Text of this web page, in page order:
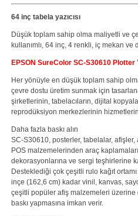
64 inç tabela yazıcısı
Düşük toplam sahip olma maliyetli ve
kullanımlı, 64 inç, 4 renkli, iç mekan ve
EPSON SureColor SC-S30610 Plotter
Her yönüyle en düşük toplam sahip
çevre dostu üretim sunmak için
şirketlerinin, tabelacıların, dijital
reprodüksiyon merkezlerinin
Daha fazla baskı alın
SC-S30610, posterler, tabelalar, afişler,
POS malzemelerinden araç
dekorasyonlarına ve sergi teşhirlerine
Desteklediği çok çeşitli rulo kağıt
inçe (162,6 cm) kadar vinil, kanvas,
çeşitli popüler afiş malzemeleri
baskı yapmasına imkan verir.